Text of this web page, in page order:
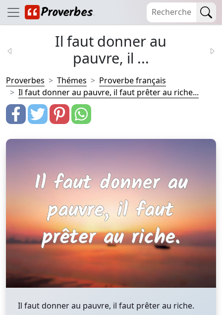
Il faut donner au
pauvre, il ...
Proverbes Thémes
Proverbe français
Il faut donner au pauvre, il faut prêter au riche...
Il faut donner au pauvre, il faut prêter au riche.